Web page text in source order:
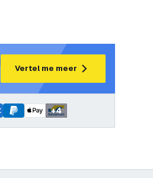
en lichtplannen
Vertel me meer
+4